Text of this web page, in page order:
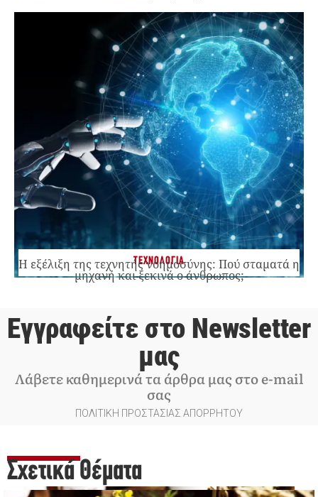
ΤΕΧΝΟΛΟΓΙΑ
Η εξέλιξη της τεχνητής νοημοσύνης: Πού σταματά η
μηχανή και ξεκινά ο άνθρωπος;
Εγγραφείτε στο Newsletter
μας
Λάβετε καθημερινά τα άρθρα μας στο e-mail
σας
ΠΟΛΙΤΙΚΗ ΠΡΟΣΤΑΣΙΑΣ ΑΠΟΡΡΗΤΟΥ
Σχετικά Θέματα